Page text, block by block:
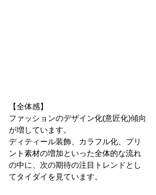
【全体感】
ファッションのデザイン化(意匠化)傾向
が増しています。
ディティール装飾、カラフル化、プリ
ント素材の増加といった全体的な流れ
の中に、次の期待の注目トレンドとし
てタイダイを見ています。